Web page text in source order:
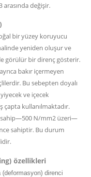
arasında değişir.
bir yüzey koruyucu
yeniden oluşur ve
görülür bir direnç gösterir.
bakır içermeyen
Bu sebepten doyalı
ve içecek
kullanılmaktadır.
sahip—500 N/mm2 üzeri—
sahiptir. Bu durum
özellikleri
direnci